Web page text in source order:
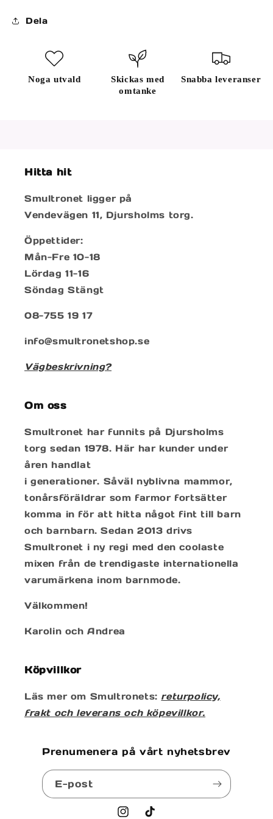
Dela
Noga utvald
Skickas med
omtanke
Snabba leveranser
Hitta hit
Smultronet ligger på
Vendevägen 11, Djursholms torg.
Öppettider:
Mån-Fre 10-18
Lördag 11-16
Söndag Stängt
08-755 19 17
info@smultronetshop.se
Vägbeskrivning?
Om oss
Smultronet har funnits på Djursholms
torg sedan 1978. Här har kunder under
åren handlat
i generationer. Såväl nyblivna mammor,
tonårsföräldrar som farmor fortsätter
komma in för att hitta något fint till barn
och barnbarn. Sedan 2013 drivs
Smultronet i ny regi med den coolaste
mixen från de trendigaste internationella
varumärkena inom barnmode.
Välkommen!
Karolin och Andrea
Köpvillkor
Läs mer om Smultronets: returpolicy,
frakt och leverans och köpevillkor.
Prenumenera på vårt nyhetsbrev
E-post